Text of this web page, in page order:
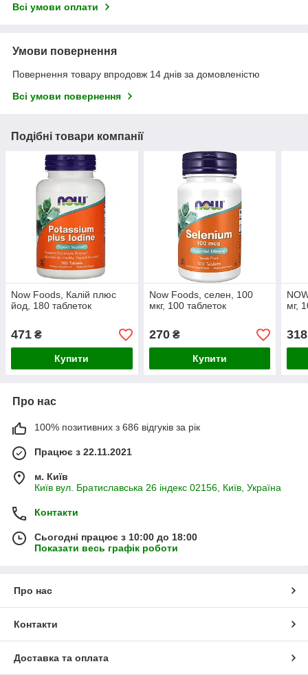
Всі умови оплати
Умови повернення
Повернення товару впродовж 14 днів за домовленістю
Всі умови повернення
Подібні товари компанії
Now Foods, Калій плюс
йод, 180 таблеток
471 ₴
Купити
Now Foods, селен, 100
мкг, 100 таблеток
270₴
Купити
мг,
318
Про нас
100% позитивних з 686 відгуків за рік
Працює з 22.11.2021
м. Київ
Київ вул. Братиславська 26 індекс 02156, Київ, Україна
Контакти
Сьогодні працює з 10:00 до 18:00
Показати весь графік роботи
Про нас
Контакти
Доставка та оплата